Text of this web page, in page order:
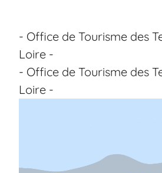
- Office de Tourisme des
Loire -
- Office de Tourisme des
Loire -